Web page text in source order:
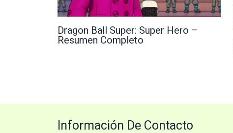
Dragon Ball Super: Super Hero –
Resumen Completo
Información De Contacto